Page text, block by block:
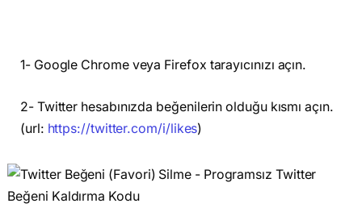
1- Google Chrome veya Firefox tarayıcınızı açın.
2- Twitter hesabınızda beğenilerin olduğu kısmı açın.
(url: https://twitter.com/i/likes)